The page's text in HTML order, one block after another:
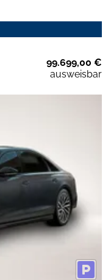
99.699,00 €
ausweisbar